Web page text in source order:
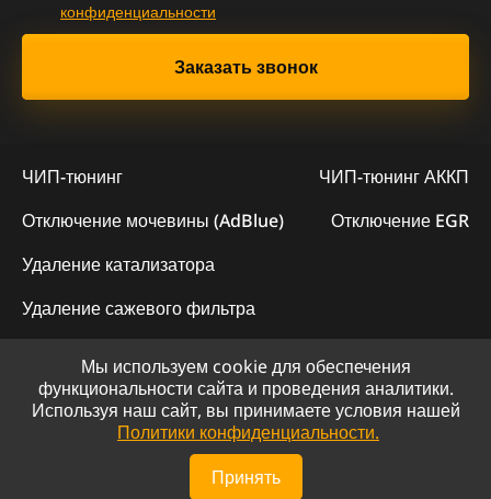
конфиденциальности
ЧИП-тюнинг
ЧИП-тюнинг АККП
Отключение мочевины (AdBlue)
Отключение EGR
Удаление катализатора
Удаление сажевого фильтра
© 2023 - Официальный сайт "ChipLogic"
Политика конфиденциальности
Сайт разработан компанией DS-ART
Мы используем cookie для обеспечения
функциональности сайта и проведения аналитики.
Используя наш сайт, вы принимаете условия нашей
Политики конфиденциальности.
Принять